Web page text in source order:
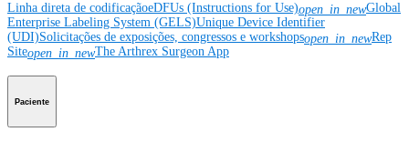
Linha direta de codificaçãoeDFUs (Instructions for Use)open_in_newGlobal
Enterprise Labeling System (GELS)Unique Device Identifier
(UDI)Solicitações de exposições, congressos e workshopsopen_in_newRep
Siteopen_in_newThe Arthrex Surgeon App
Paciente